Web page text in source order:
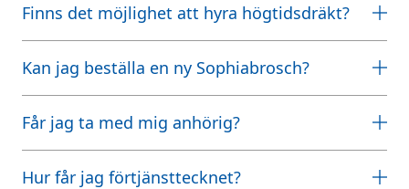
Finns det möjlighet att hyra högtidsdräkt?
Kan jag beställa en ny Sophiabrosch?
Får jag ta med mig anhörig?
Hur får jag förtjänsttecknet?